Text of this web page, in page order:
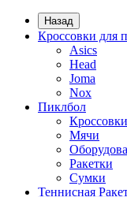
Назад
Кроссовки для
Asics
Head
Joma
Nox
Пиклбол
Кроссовки
Мячи
Ракетки
Сумки
Теннисная